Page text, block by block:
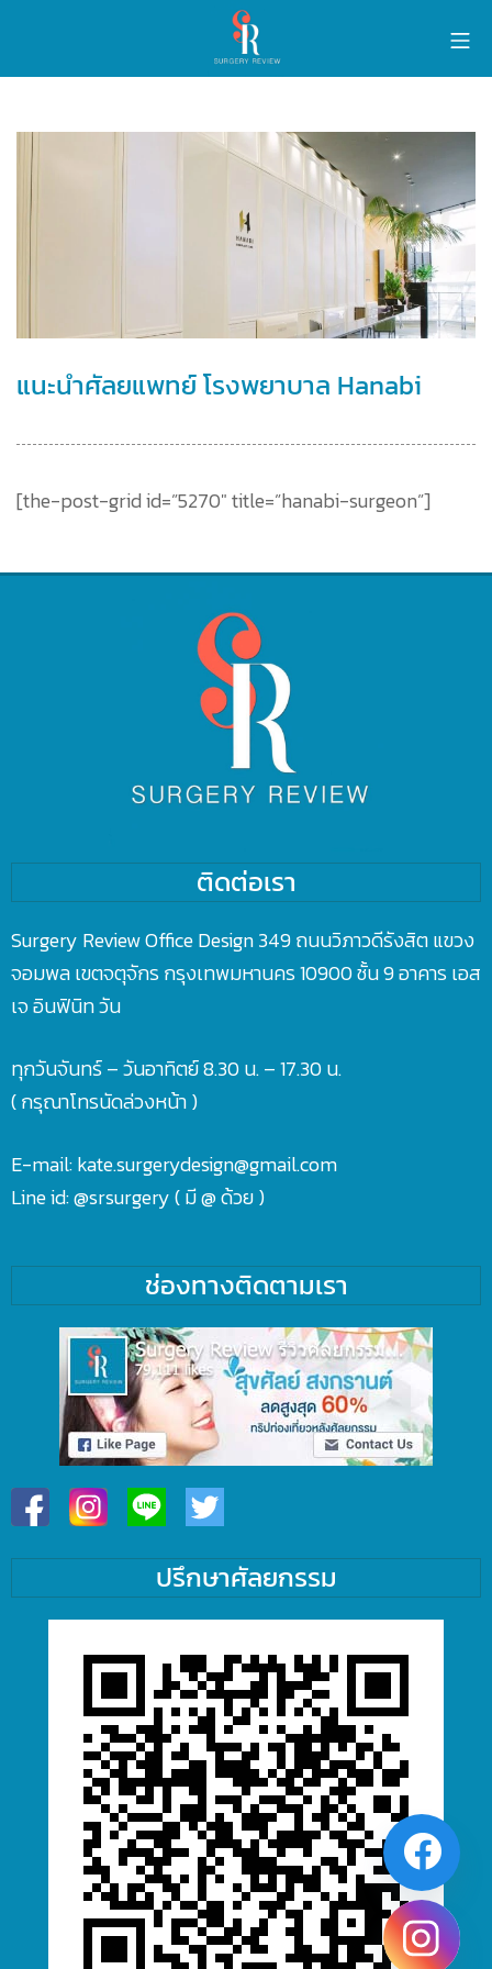
แนะนำศัลยแพทย์ โรงพยาบาล Hanabi
[the-post-grid id=”5270″ title=”hanabi-surgeon”]
ติดต่อเรา
Surgery Review Office Design 349 ถนนวิภาวดีรังสิต แขวง
จอมพล เขตจตุจักร กรุงเทพมหานคร 10900 ชั้น 9 อาคาร เอส
เจ อินฟินิท วัน
ทุกวันจันทร์ – วันอาทิตย์ 8.30 น. – 17.30 น.
( กรุณาโทรนัดล่วงหน้า )
E-mail: kate.surgerydesign@gmail.com
Line id:@srsurgery( มี @ ด้วย )
ช่องทางติดตามเรา
ปรึกษาศัลยกรรม